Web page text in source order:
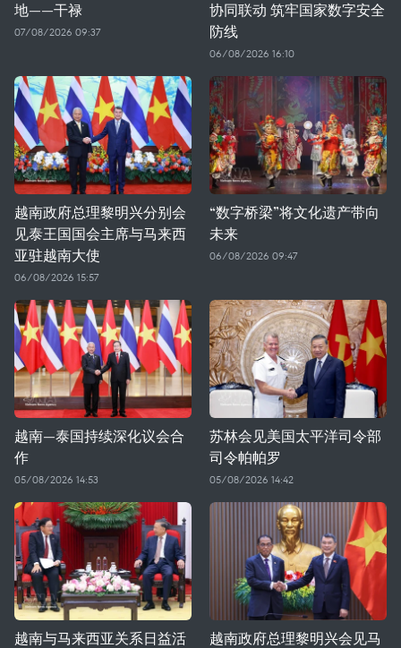
地——干禄
07/08/2026 09:37
协同联动 筑牢国家数字安全
防线
06/08/2026 16:10
越南政府总理黎明兴分别会
见泰王国国会主席与马来西
亚驻越南大使
06/08/2026 15:57
“数字桥梁”将文化遗产带向
未来
06/08/2026 09:47
越南—泰国持续深化议会合
作
05/08/2026 14:53
苏林会见美国太平洋司令部
司令帕帕罗
05/08/2026 14:42
越南与马来西亚关系日益活
越南政府总理黎明兴会见马